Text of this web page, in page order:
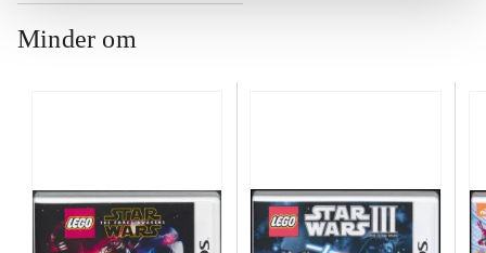
Minder om